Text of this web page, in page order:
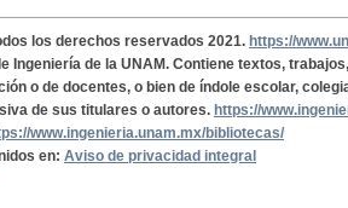
los derechos reservados 2021. https://
Ingeniería de la UNAM. Contiene textos,
o de docentes, o bien de índole escolar,
de sus titulares o autores. https://
www.ingenieria.unam.mx/bibliotecas/
en: Aviso de privacidad integral